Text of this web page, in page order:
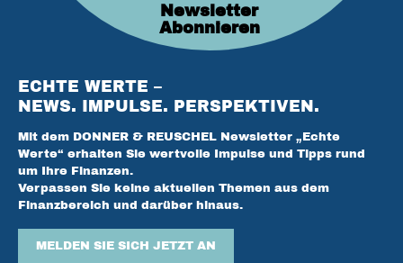
ECHTE WERTE –
NEWS. IMPULSE. PERSPEKTIVEN.
Mit dem DONNER & REUSCHEL Newsletter „Echte
Werte“ erhalten Sie wertvolle Impulse und Tipps rund
um Ihre Finanzen.
Verpassen Sie keine aktuellen Themen aus dem
Finanzbereich und darüber hinaus.
MELDEN SIE SICH JETZT AN
Newsletter
Abonnieren